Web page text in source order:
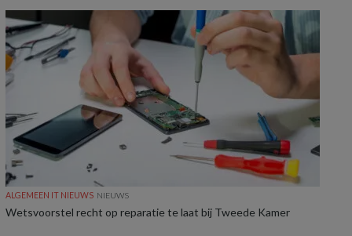
ALGEMEEN IT NIEUWS NIEUWS
Wetsvoorstel recht op reparatie te laat bij Tweede Kamer